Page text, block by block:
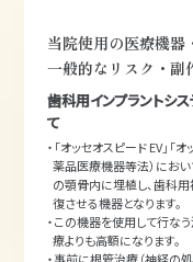
当院使用の医療機器
一般的なリスク・副
歯科用インプラントシ
て
・「オッセオスピード EV」「
薬品医療機器等法）にお
の顎骨内に埋植し、歯科
復させる機器となります。
・この機器を使用して行な
療よりも高額になります。